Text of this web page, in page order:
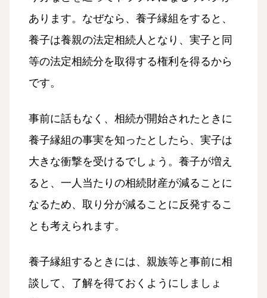
あります。なぜなら、養子縁組をすると、
養子は養親の法定相続人となり、実子と同
等の法定相続分を取得する権利を得るから
です。
事前に話もなく、相続が開始されたときに
養子縁組の事実を知ったとしたら、実子は
大きな衝撃を受けるでしょう。養子が増え
ると、一人当たりの相続財産が減ることに
なるため、取り分が減ることに反発するこ
とも考えられます。
養子縁組するときには、親族等と事前に相
談して、了解を得ておくようにしましょ